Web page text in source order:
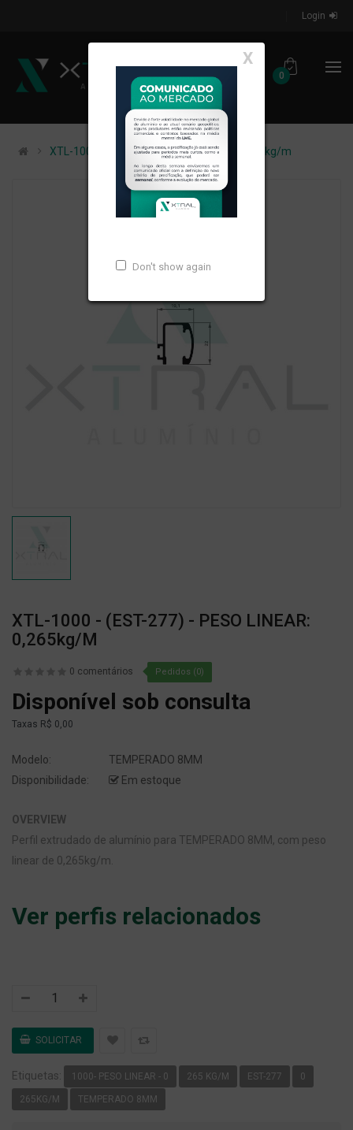
Login
0
X
Don't show again
XTL-1000 - (EST-277) - PESO LINEAR: 0,265kg/m
XTL-1000 - (EST-277) - PESO LINEAR:
0,265kg/m
0 comentários Pedidos (0)
Disponível sob consulta
Taxas R$ 0,00
Modelo:
TEMPERADO 8MM
Disponibilidade:
Em estoque
OVERVIEW
Perfil extrudado de alumínio para TEMPERADO 8MM, com peso
linear de 0,265kg/m.
Ver perfis relacionados
Etiquetas: 1000- PESO LINEAR - 0 265 KG/M EST-277 0
265KG/M TEMPERADO 8MM